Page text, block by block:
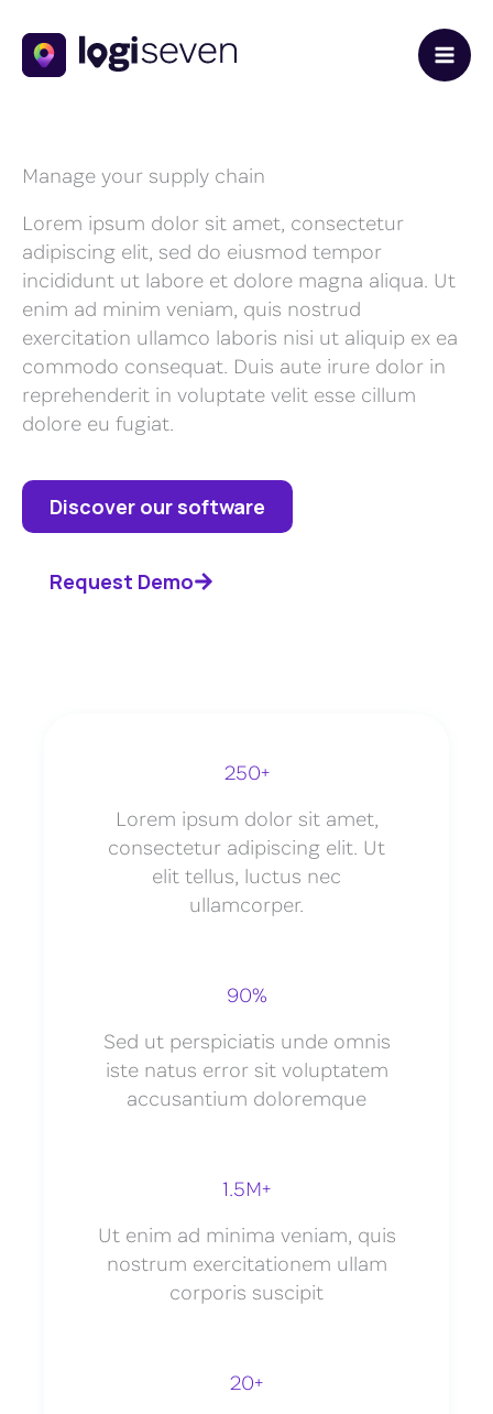
content
Manage your supply chain
Lorem ipsum dolor sit amet, consectetur
adipiscing elit, sed do eiusmod tempor
incididunt ut labore et dolore magna aliqua. Ut
enim ad minim veniam, quis nostrud
exercitation ullamco laboris nisi ut aliquip ex ea
commodo consequat. Duis aute irure dolor in
reprehenderit in voluptate velit esse cillum
dolore eu fugiat.
Discover our software
Request Demo
250+
Lorem ipsum dolor sit amet,
consectetur adipiscing elit. Ut
elit tellus, luctus nec
ullamcorper.
90%
Sed ut perspiciatis unde omnis
iste natus error sit voluptatem
accusantium doloremque
1.5M+
Ut enim ad minima veniam, quis
nostrum exercitationem ullam
corporis suscipit
20+